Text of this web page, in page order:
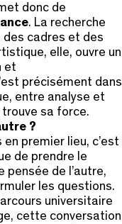
donc de
. La recherche
cadres et des
elle, ouvre un
et
précisément dans
entre analyse et
sa force.
?
premier lieu, c’est
de prendre le
de l’autre,
les questions.
universitaire
cette conversation